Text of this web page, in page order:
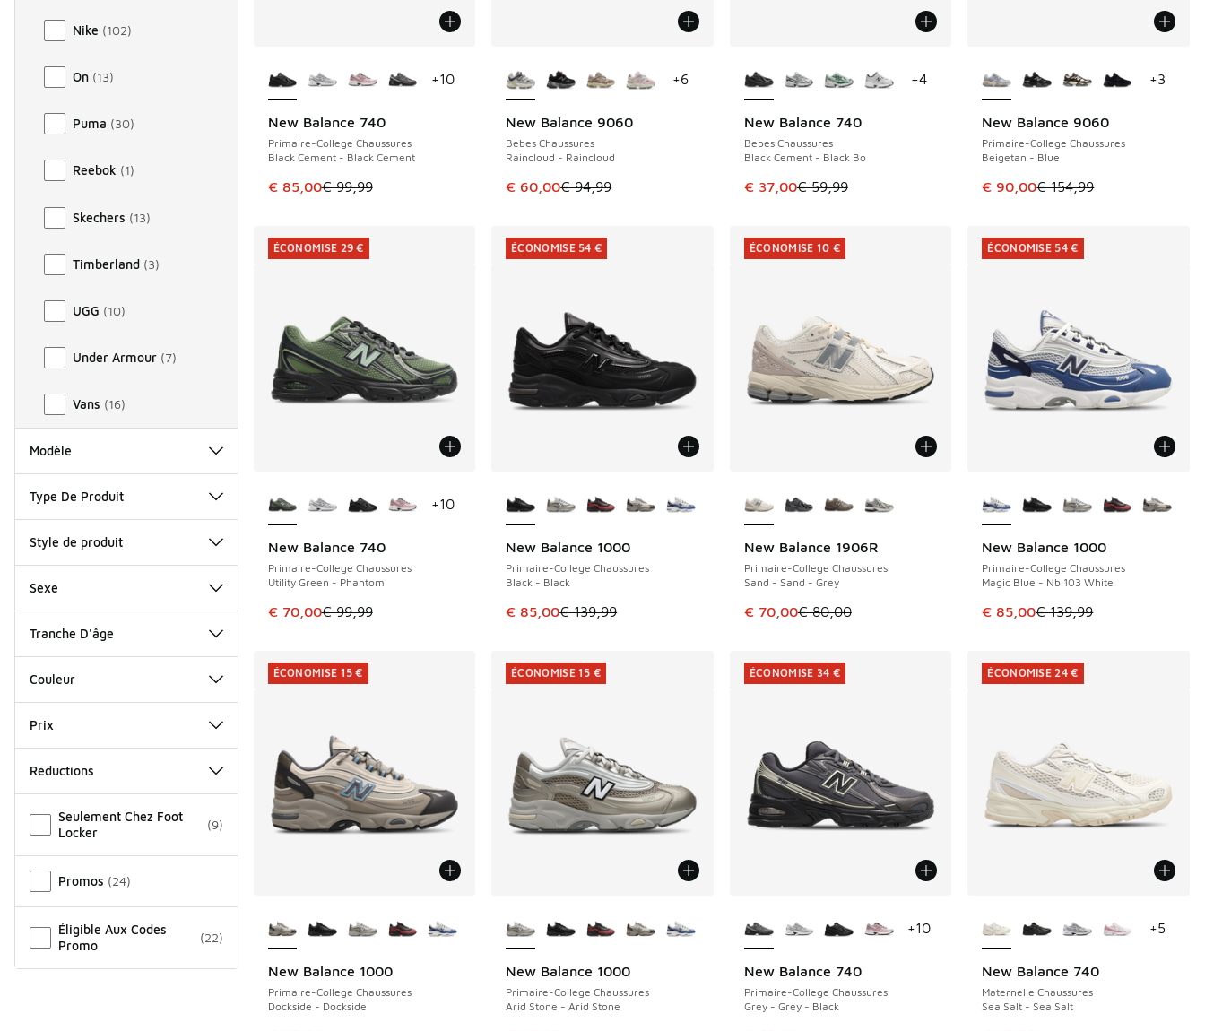
Nike (102)
On (13)
Puma (30)
Reebok (1)
Skechers (13)
Timberland (3)
UGG (10)
Under Armour (7)
Vans (16)
Modèle
Type De Produit
Style de produit
Sexe
Tranche D'âge
Couleur
Prix
Réductions
Seulement Chez Foot
Locker
(9)
Promos (24)
Éligible Aux Codes
Promo
(22)
New Balance 740
Primaire-College Chaussures
Black Cement - Black Cement
Cet article est en promotion. Prix en baisse de € 99,99 à € 85,00
€ 85,00€ 99,99
ÉCONOMISE 14 €
+10
New Balance 9060
Bebes Chaussures
Raincloud - Raincloud
Cet article est en promotion. Prix en baisse de € 94,99 à € 60,00
€ 60,00€ 94,99
ÉCONOMISE 34 €
+6
New Balance 740
Bebes Chaussures
Black Cement - Black Bo
Cet article est en promotion. Prix en baisse de € 59,99 à € 37,00
€ 37,00€ 59,99
ÉCONOMISE 22 €
+4
New Balance 9060
Primaire-College Chaussures
Beigetan - Blue
Cet article est en promotion.
€ 90,00€ 154,99
ÉCONOMISE 64 €
+3
New Balance 740
Primaire-College Chaussures
Utility Green - Phantom
Cet article est en promotion. Prix en baisse de € 99,99 à € 70,00
€ 70,00€ 99,99
ÉCONOMISE 29 €
+10
ÉCONOMISE 29 €
New Balance 1000
Primaire-College Chaussures
Black - Black
Cet article est en promotion. Prix en baisse de € 139,99 à € 85,00
€ 85,00€ 139,99
ÉCONOMISE 54 €
ÉCONOMISE 54 €
New Balance 1906R
Primaire-College Chaussures
Sand - Sand - Grey
Cet article est en promotion. Prix en baisse de € 80,00 à € 70,00
€ 70,00€ 80,00
ÉCONOMISE 10 €
ÉCONOMISE 10 €
New Balance 1000
Primaire-College Chaussures
Magic Blue - Nb 103 White
Cet article est en promotion.
€ 85,00€ 139,99
ÉCONOMISE 54 €
ÉCONOMISE 54 €
New Balance 1000
Primaire-College Chaussures
Dockside - Dockside
ÉCONOMISE 15 €
ÉCONOMISE 15 €
New Balance 1000
Primaire-College Chaussures
Arid Stone - Arid Stone
ÉCONOMISE 15 €
ÉCONOMISE 15 €
New Balance 740
Primaire-College Chaussures
Grey - Grey - Black
ÉCONOMISE 34 €
+10
ÉCONOMISE 34 €
New Balance 740
Maternelle Chaussures
Sea Salt - Sea Salt
ÉCONOMISE 24 €
+5
ÉCONOMISE 24 €